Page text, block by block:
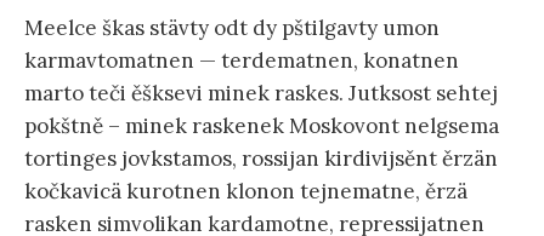
Meel‌ce škas‌ stävty odt dy pštilgavty umon‌
karmavtomatnen‌ — terdematnen‌, konatnen‌
marto teči ěšksevi minek ras‌kes‌. Jutksost sehtej
pokštně – minek ras‌kenek Moskovont‌ nel‌gsema
tortinges jovkstamos‌, rossijan‌ kirdivijsěnt‌ ěrzän‌
kočkavicä kurotnen‌ klonon‌ tejnematne, ěrzä
ras‌ken‌ simvolikan‌ kardamotne, repressijatnen‌